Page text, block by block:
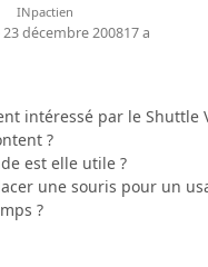
INpactien
23 décembre 200817 a
intéressé par le Shuttle
?
est elle utile ?
une souris pour un
?